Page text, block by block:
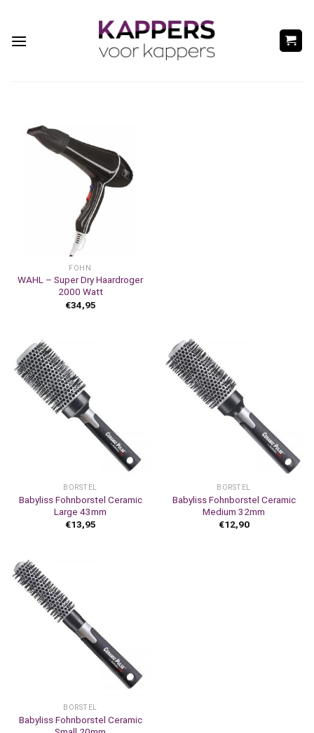
inhoud
FÖHN
WAHL – Super Dry Haardroger
2000 Watt
€34,95
BORSTEL
Babyliss Fohnborstel Ceramic
Large 43mm
€13,95
BORSTEL
Babyliss Fohnborstel Ceramic
Medium 32mm
€12,90
BORSTEL
Babyliss Fohnborstel Ceramic